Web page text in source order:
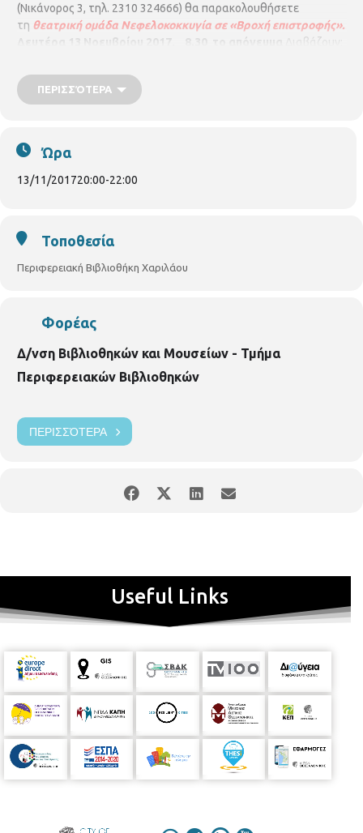
(Νικάνορος 3, τηλ. 2310 324666) θα παρακολουθήσετε
τη θεατρική ομάδα Νεφελοκοκκυγία σε «Βροχή επιστροφής».
Δευτέρα 13 Νοεμβρίου 2017, 8.30 το απόγευμα
Διαβάζουν:
Παπαναστασίου, Σόνια Χατζηχαριστού, Χριστίνα
Χαρατσίδου, Αλέκος Στεφανάτος, Λάμπρος Αποστόλου και
ΠΕΡΙΣΣΌΤΕΡΑ
Ώρα
13/11/201720:00-22:00
Τοποθεσία
Περιφερειακή Βιβλιοθήκη Χαριλάου
Φορέας
Δ/νση Βιβλιοθηκών και Μουσείων - Τμήμα
Περιφερειακών Βιβλιοθηκών
ΠΕΡΙΣΣΌΤΕΡΑ
Useful Links